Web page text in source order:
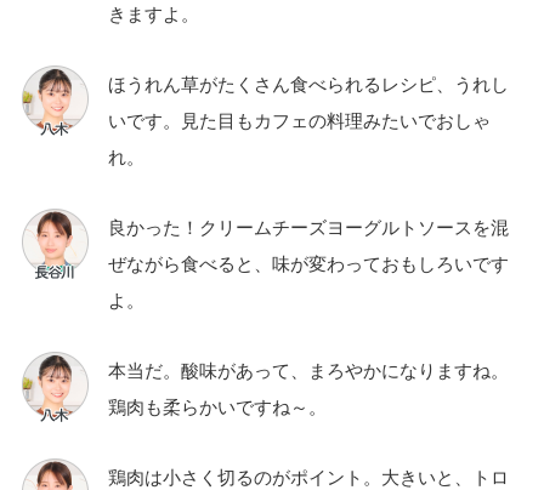
きますよ。
ほうれん草がたくさん食べられるレシピ、うれし
いです。見た目もカフェの料理みたいでおしゃ
れ。
良かった！クリームチーズヨーグルトソースを混
ぜながら食べると、味が変わっておもしろいです
よ。
本当だ。酸味があって、まろやかになりますね。
鶏肉も柔らかいですね～。
鶏肉は小さく切るのがポイント。大きいと、トロ